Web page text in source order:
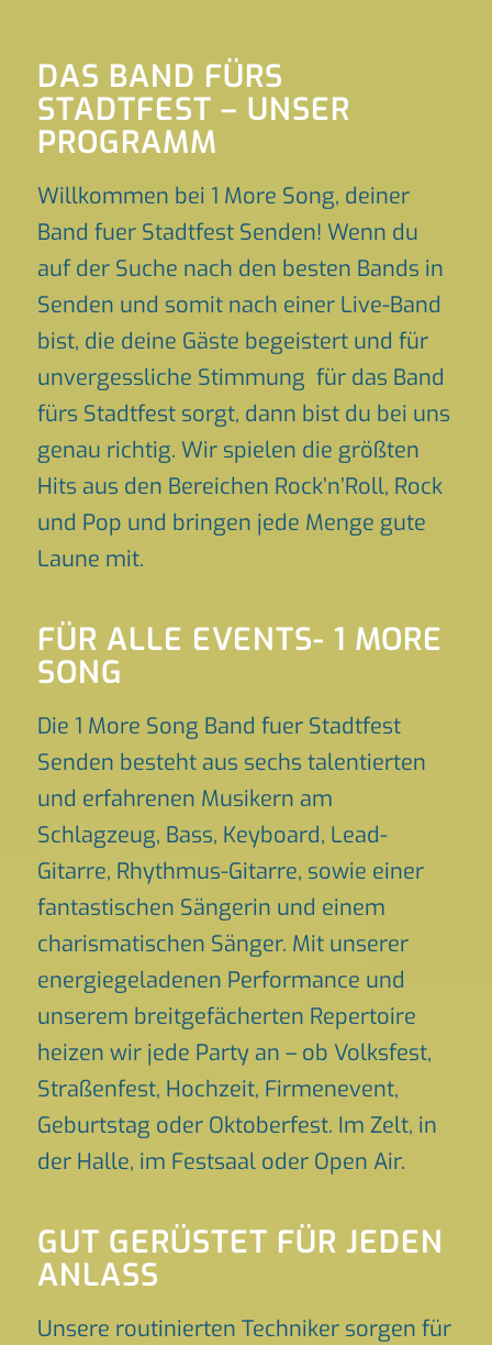
DAS BAND FÜRS
STADTFEST – UNSER
PROGRAMM
Willkommen bei 1 More Song, deiner
Band fuer Stadtfest Senden! Wenn du
auf der Suche nach den besten Bands in
Senden und somit nach einer Live-Band
bist, die deine Gäste begeistert und für
unvergessliche Stimmung für das Band
fürs Stadtfest sorgt, dann bist du bei uns
genau richtig. Wir spielen die größten
Hits aus den Bereichen Rock’n’Roll, Rock
und Pop und bringen jede Menge gute
Laune mit.
FÜR ALLE EVENTS- 1 MORE
SONG
Die 1 More Song Band fuer Stadtfest
Senden besteht aus sechs talentierten
und erfahrenen Musikern am
Schlagzeug, Bass, Keyboard, Lead-
Gitarre, Rhythmus-Gitarre, sowie einer
fantastischen Sängerin und einem
charismatischen Sänger. Mit unserer
energiegeladenen Performance und
unserem breitgefächerten Repertoire
heizen wir jede Party an – ob Volksfest,
Straßenfest, Hochzeit, Firmenevent,
Geburtstag oder Oktoberfest. Im Zelt, in
der Halle, im Festsaal oder Open Air.
GUT GERÜSTET FÜR JEDEN
ANLASS
Unsere routinierten Techniker sorgen für